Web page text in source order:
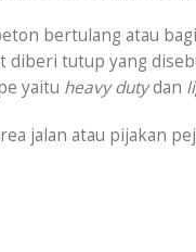
bertulang atau
diberi tutup yang
yaitu heavy dutydan
jalan atau pijakan